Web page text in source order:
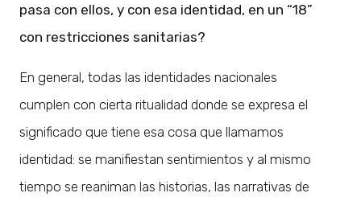
pasa con ellos, y con esa identidad, en un “18”
con restricciones sanitarias?
En general, todas las identidades nacionales
cumplen con cierta ritualidad donde se expresa el
significado que tiene esa cosa que llamamos
identidad: se manifiestan sentimientos y al mismo
tiempo se reaniman las historias, las narrativas de